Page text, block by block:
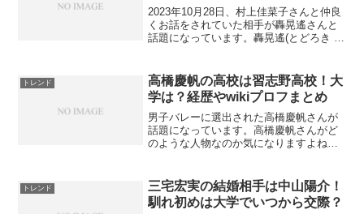
2023年10月28日、村上佳菜子さんと仲良
くお話をされていた相手が轟晃遙さんと
話題になっています。轟晃遙(とどろき こ
現在の活動は？wikiプロフまとめ！轟晃遙
さん...
トレンド
高橋慶帆の高校は習志野高校！大
学は？経歴やwikiプロフまとめ
男子バレーに選出された高橋慶帆さんが
話題になっています。高橋慶帆さんがど
のような人物なのか気になりますよね？
しく調査しました。高橋慶帆の高校は習
志野高校！高橋慶帆...
トレンド
三宅宏実の結婚相手は中山陽介！
馴れ初めは大学でいつから交際？